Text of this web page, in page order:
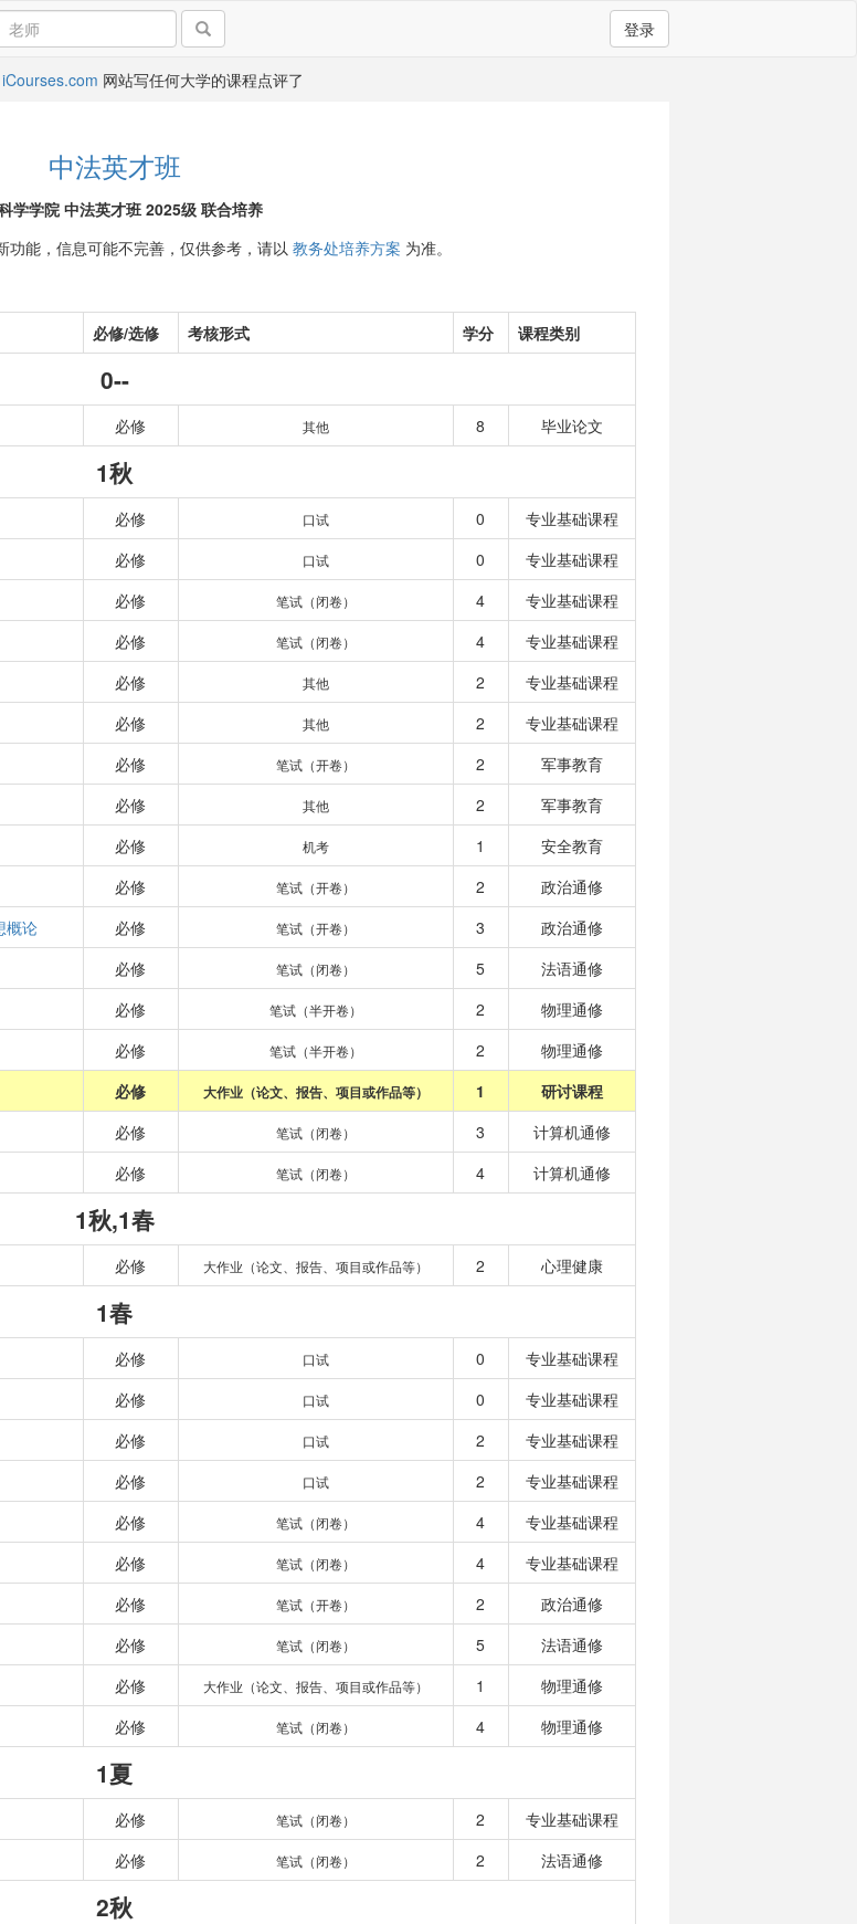
登录
iCourses.com 网站写任何大学的课程点评了
中法英才班
学学院 中法英才班 2025级 联合培养
功能，信息可能不完善，仅供参考，请以 教务处培养方案 为准。
必修/选修 考核形式 学分 课程类别
0--
必修 其他 8 毕业论文
1秋
必修 口试 0
专业基础课程
必修 口试 0
专业基础课程
必修 笔试（闭卷） 4
专业基础课程
必修 笔试（闭卷） 4
专业基础课程
必修 其他 2
专业基础课程
必修 其他 2
专业基础课程
必修 笔试（开卷） 2
军事教育
必修 其他 2
军事教育
必修 机考 1
安全教育
必修 笔试（开卷） 2
政治通修
概论 必修 笔试（开卷） 3
政治通修
必修 笔试（闭卷） 5
法语通修
必修 笔试（半开卷） 2
物理通修
必修 笔试（半开卷） 2
物理通修
必修 大作业（论文、报告、项目或作品等） 1
研讨课程
必修 笔试（闭卷） 3
计算机通修
必修 笔试（闭卷） 4 计算机通修
1秋,1春
必修 大作业（论文、报告、项目或作品等） 2 心理健康
1春
必修 口试 0
专业基础课程
必修 口试 0
专业基础课程
必修 口试 2
专业基础课程
必修 口试 2
专业基础课程
必修 笔试（闭卷） 4
专业基础课程
必修 笔试（闭卷） 4
专业基础课程
必修 笔试（开卷） 2
政治通修
必修 笔试（闭卷） 5
法语通修
必修 大作业（论文、报告、项目或作品等） 1
物理通修
必修 笔试（闭卷） 4 物理通修
1夏
必修 笔试（闭卷） 2
专业基础课程
必修 笔试（闭卷） 2 法语通修
2秋